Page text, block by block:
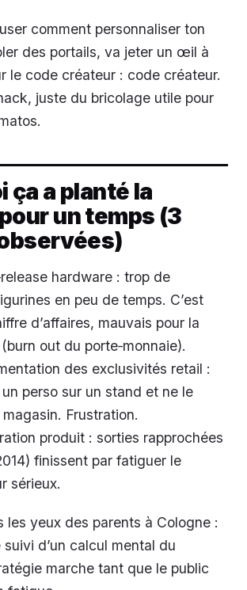
comment personnaliser ton
des portails, va jeter un œil à
le code créateur : code créateur.
juste du bricolage utile pour
ça a planté la
un temps (3
hardware : trop de
en peu de temps. C’est
d’affaires, mauvais pour la
out du porte‑monnaie).
des exclusivités retail :
perso sur un stand et ne le
Frustration.
produit : sorties rapprochées
finissent par fatiguer le
sérieux.
les yeux des parents à Cologne :
d’un calcul mental du
marche tant que le public